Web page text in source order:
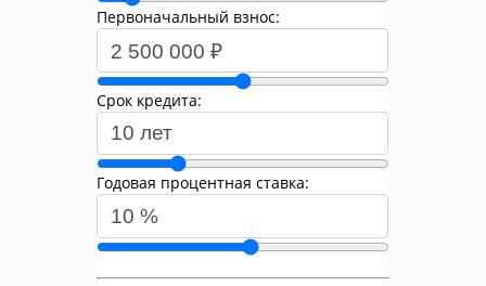
Первоначальный взнос:
Срок кредита:
Годовая процентная ставка: